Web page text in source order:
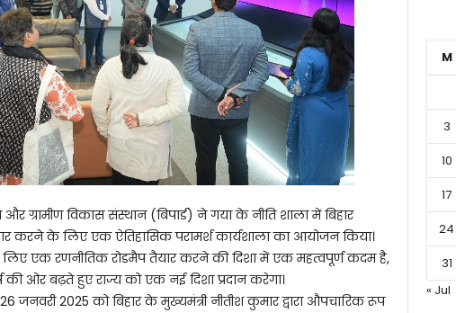
और ग्रामीण विकास संस्थान (बिपार्ड) ने गया के नीति शाला में बिहार
करने के लिए एक ऐतिहासिक परामर्श कार्यशाला का आयोजन किया।
एक रणनीतिक रोडमैप तैयार करने की दिशा में एक महत्वपूर्ण कदम है,
की ओर बढ़ते हुए राज्य को एक नई दिशा प्रदान करेगा।
जनवरी 2025 को बिहार के मुख्यमंत्री नीतीश कुमार द्वारा औपचारिक रूप
M
3
10
17
24
31
« Jul